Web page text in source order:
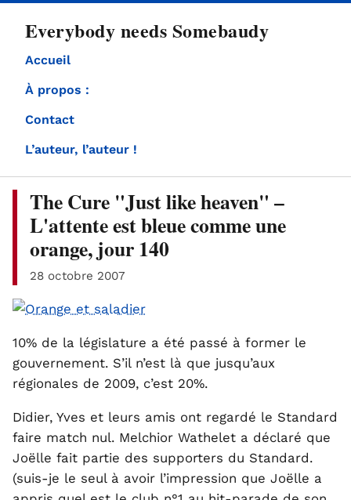
Everybody needs Somebaudy
Accueil
À propos :
Contact
L’auteur, l’auteur !
The Cure "Just like heaven" –
L'attente est bleue comme une
orange, jour 140
28 octobre 2007
10% de la législature a été passé à former le
gouvernement. S’il n’est là que jusqu’aux
régionales de 2009, c’est 20%.
Didier, Yves et leurs amis ont regardé le Standard
faire match nul. Melchior Wathelet a déclaré que
Joëlle fait partie des supporters du Standard.
(suis-je le seul à avoir l’impression que Joëlle a